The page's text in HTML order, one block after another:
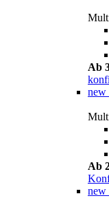
Ab
new
Ab
new